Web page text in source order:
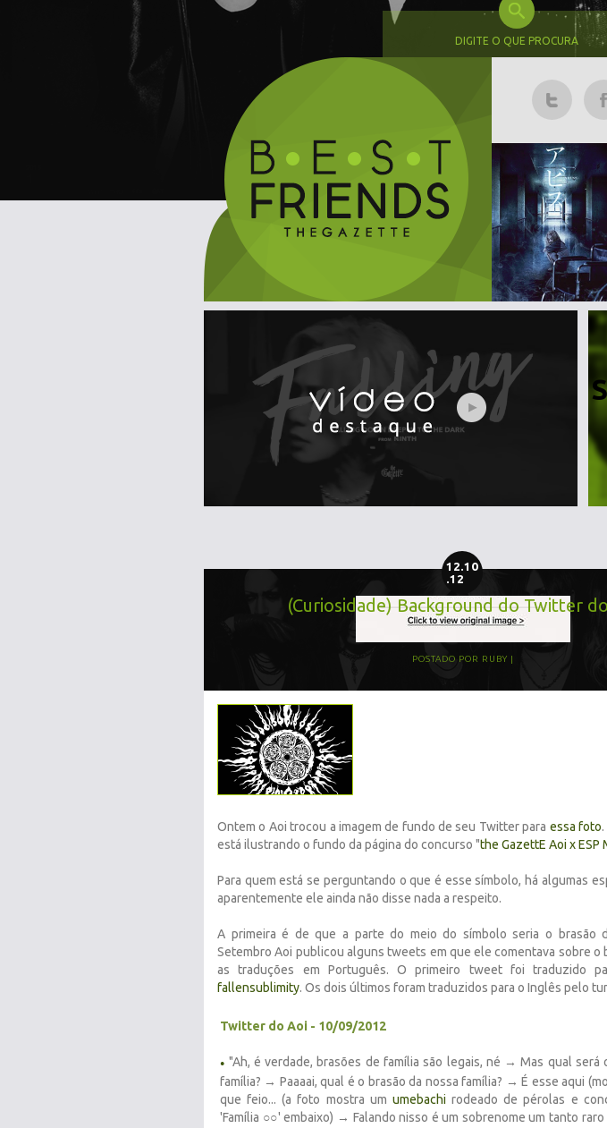
DIGITE O QUE PROCURA
12.10
.12
(Curiosidade) Background do Twitter
POSTADO POR RUBY
Ontem o Aoi trocou a imagem de fundo de seu Twitter para essa foto
está ilustrando o fundo da página do concurso "the GazettE Aoi x ESP
Para quem está se perguntando o que é esse símbolo, há algumas
aparentemente ele ainda não disse nada a respeito.
A primeira é de que a parte do meio do símbolo seria o brasão
Setembro Aoi publicou alguns tweets em que ele comentava sobre o
as traduções em Português. O primeiro tweet foi traduzido
fallensublimity. Os dois últimos foram traduzidos para o Inglês pelo
Twitter do Aoi - 10/09/2012
● "Ah, é verdade, brasões de família são legais, né → Mas qual será
família? → Paaaai, qual é o brasão da nossa família? → É esse aqui
que feio... (a foto mostra um umebachi rodeado de pérolas e
'Família ○○' embaixo) → Falando nisso é um sobrenome um tanto raro